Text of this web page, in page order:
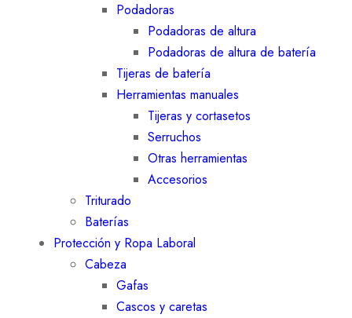
Podadoras
Podadoras de altura
Podadoras de altura de batería
Tijeras de batería
Herramientas manuales
Tijeras y cortasetos
Serruchos
Otras herramientas
Accesorios
Triturado
Baterías
Protección y Ropa Laboral
Cabeza
Gafas
Cascos y caretas